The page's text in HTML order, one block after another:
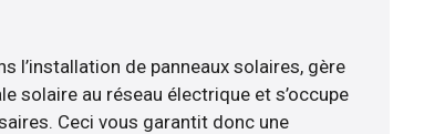
l’installation de panneaux solaires, gère
solaire au réseau électrique et s’occupe
Ceci vous garantit donc une